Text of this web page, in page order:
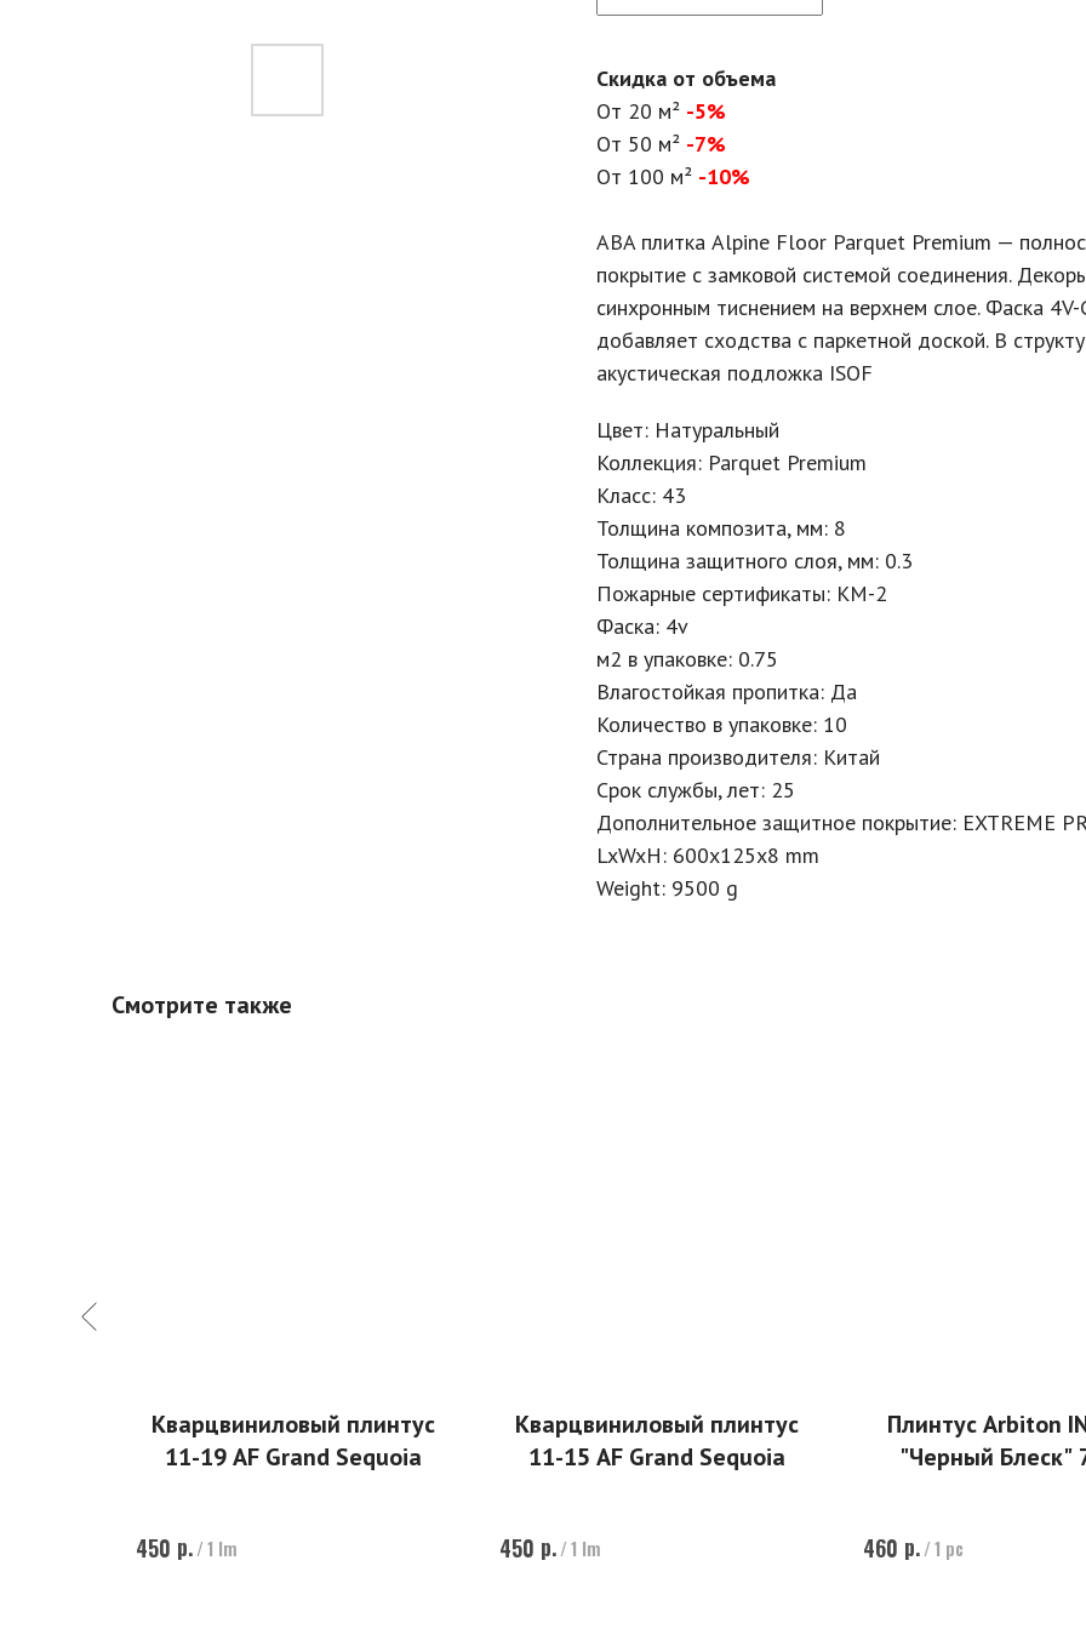
Скидка от объема
От 20 м² -5%
От 50 м² -7%
От 100 м² -10%
ABA плитка Alpine Floor Parquet Premium —
покрытие с замковой системой соединения.
синхронным тиснением на верхнем слое. Фаска
добавляет сходства с паркетной доской. В
акустическая подложка ISOF
Цвет: Натуральный
Коллекция: Parquet Premium
Класс: 43
Толщина композита, мм: 8
Толщина защитного слоя, мм: 0.3
Пожарные сертификаты: КМ-2
Фаска: 4v
м2 в упаковке: 0.75
Влагостойкая пропитка: Да
Количество в упаковке: 10
Страна производителя: Китай
Срок службы, лет: 25
Дополнительное защитное покрытие: EXTREME
LxWxH: 600x125x8 mm
Weight: 9500 g
Смотрите также
Кварцвиниловый плинтус
11-19 AF Grand Sequoia
450 р./1 lm
Кварцвиниловый плинтус
11-15 AF Grand Sequoia
450 р./1 lm
Плинтус Arbiton
"Черный Блеск"
460 р./1 pc